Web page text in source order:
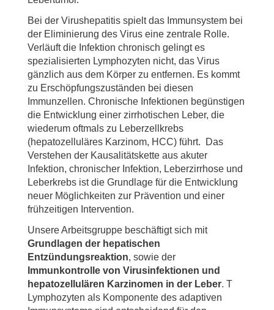
Bei der Virushepatitis spielt das Immunsystem bei
der Eliminierung des Virus eine zentrale Rolle.
Verläuft die Infektion chronisch gelingt es
spezialisierten Lymphozyten nicht, das Virus
gänzlich aus dem Körper zu entfernen. Es kommt
zu Erschöpfungszuständen bei diesen
Immunzellen. Chronische Infektionen begünstigen
die Entwicklung einer zirrhotischen Leber, die
wiederum oftmals zu Leberzellkrebs
(hepatozelluläres Karzinom, HCC) führt. Das
Verstehen der Kausalitätskette aus akuter
Infektion, chronischer Infektion, Leberzirrhose und
Leberkrebs ist die Grundlage für die Entwicklung
neuer Möglichkeiten zur Prävention und einer
frühzeitigen Intervention.
Unsere Arbeitsgruppe beschäftigt sich mit
Grundlagen der hepatischen
Entzündungsreaktion, sowie der
Immunkontrolle von Virusinfektionen und
hepatozellulären Karzinomen in der Leber. T
Lymphozyten als Komponente des adaptiven